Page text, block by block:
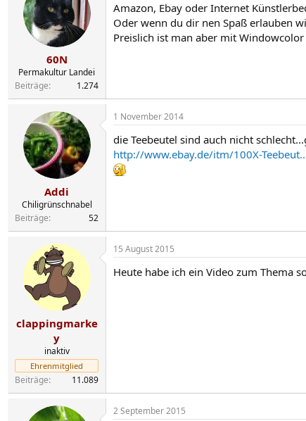
60N
Permakultur Landei
Beiträge
1.274
Amazon, Ebay oder Internet
Oder wenn du dir nen Spaß erlauben
Preislich ist man aber mit
Addi
Chiligrünschnabel
Beiträge
52
1 November 2014
die Teebeutel sind auch nicht
http://www.ebay.de/itm/100X-
clappingmarke
y
inaktiv
Ehrenmitglied
Beiträge 11.089
15 August 2015
Heute habe ich ein Video zum Thema
2 September 2015